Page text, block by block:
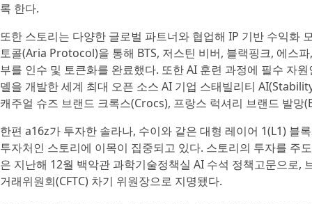
록 한다.
또한 스토리는 다양한 글로벌 파트너와 협업해 IP 기반 수익화
토콜(Aria Protocol)을 통해 BTS, 저스틴 비버, 블랙핑크, 에스
부를 인수 및 토큰화를 완료했다. 또한 AI 훈련 과정에 필수 자
델을 개발한 세계 최대 오픈 소스 AI 기업 스태빌리티
캐주얼 슈즈 브랜드 크록스(Crocs), 프랑스 럭셔리 브랜드 발
한편 a16z가 투자한 솔라나, 수이와 같은 대형 레이어 1(L1) 블
투자처인 스토리에 이목이 집중되고 있다. 스토리의 투자를
은 지난해 12월 백악관 과학기술정책실 AI 수석 정책고문으로
거래위원회(CFTC) 차기 위원장으로 지명됐다.